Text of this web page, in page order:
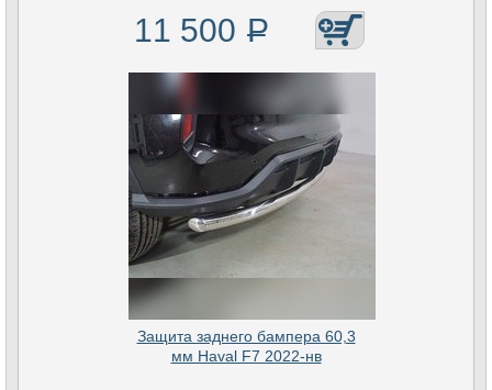
11 500 Р
Защита заднего бампера 60,3
мм Haval F7 2022-нв